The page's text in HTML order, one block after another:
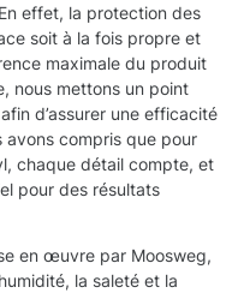
effet, la protection des
soit à la fois propre et
maximale du produit
nous mettons un point
d’assurer une efficacité
avons compris que pour
chaque détail compte, et
pour des résultats
en œuvre par Moosweg,
la saleté et la